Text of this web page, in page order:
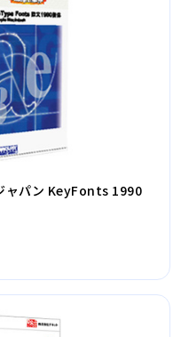
ャパン KeyFonts 1990